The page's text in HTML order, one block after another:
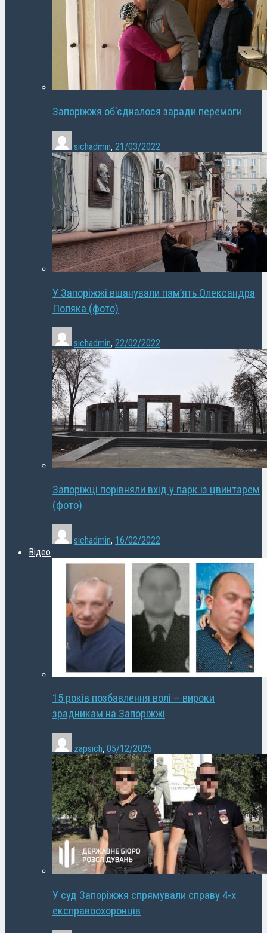
Запоріжжя об’єдналося заради перемоги
sichadmin, 21/03/2022
У Запоріжжі вшанували пам’ять Олександра
Поляка (фото)
sichadmin, 22/02/2022
Запоріжці порівняли вхід у парк із цвинтарем
(фото)
sichadmin, 16/02/2022
Відео
15 років позбавлення волі – вироки
зрадникам на Запоріжжі
zapsich, 05/12/2025
У суд Запоріжжя спрямували справу 4-х
експравоохоронців